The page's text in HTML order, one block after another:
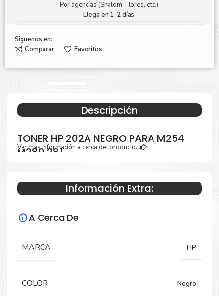
Por agencias (Shalom, Flores, etc.).
Llega en 1-2 días.
Siguenos en:
Comparar
Favoritos
Descripción
TONER HP 202A NEGRO PARA M254
M280 281
Especificaciones Técnicas
Para impresoras:
Rendimiento:
Ver más información a cerca del producto...
Información Extra:
A Cerca De
MARCA HP
COLOR Negro